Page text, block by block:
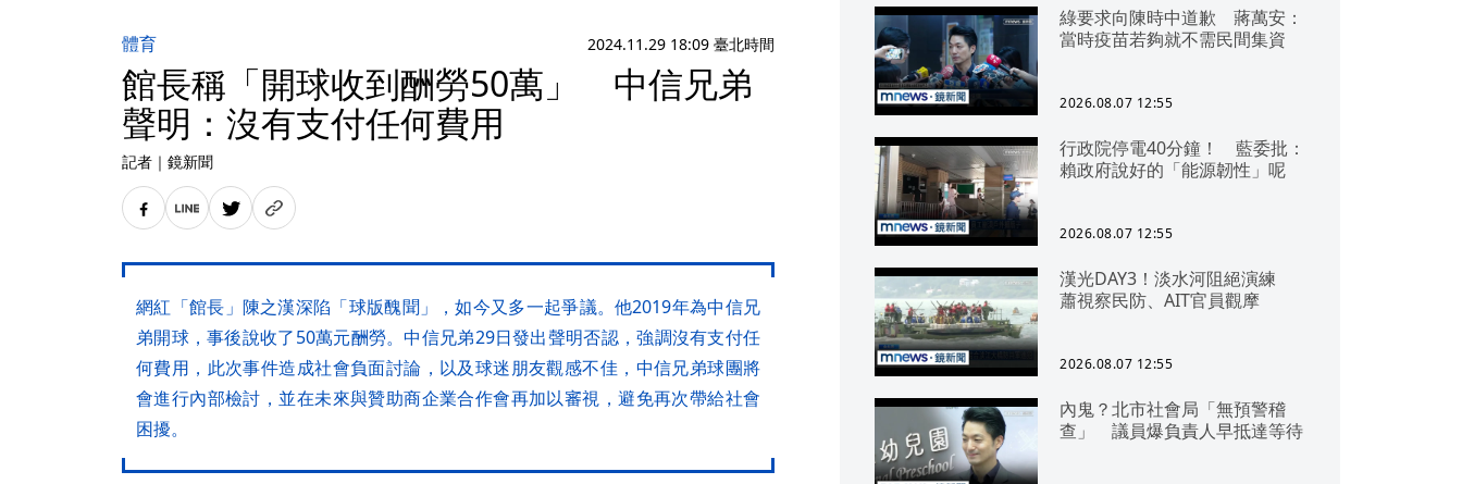
體育 2024.11.29 18:09 臺北時間
館長稱「開球收到酬勞50萬」 中信兄弟
聲明：沒有支付任何費用
記者 ｜ 鏡新聞
網紅「館長」陳之漢深陷「球版醜聞」，如今又多一起爭議。他2019年為中信兄
弟開球，事後說收了50萬元酬勞。中信兄弟29日發出聲明否認，強調沒有支付任
何費用，此次事件造成社會負面討論，以及球迷朋友觀感不佳，中信兄弟球團將
會進行內部檢討，並在未來與贊助商企業合作會再加以審視，避免再次帶給社會
困擾。
綠要求向陳時中道歉 蔣萬安：
當時疫苗若夠就不需民間集資
2026.08.07 12:55
行政院停電40分鐘！ 藍委批：
賴政府說好的「能源韌性」呢
2026.08.07 12:55
漢光DAY3！淡水河阻絕演練
蕭視察民防、AIT官員觀摩
2026.08.07 12:55
內鬼？北市社會局「無預警稽
查」 議員爆負責人早抵達等待